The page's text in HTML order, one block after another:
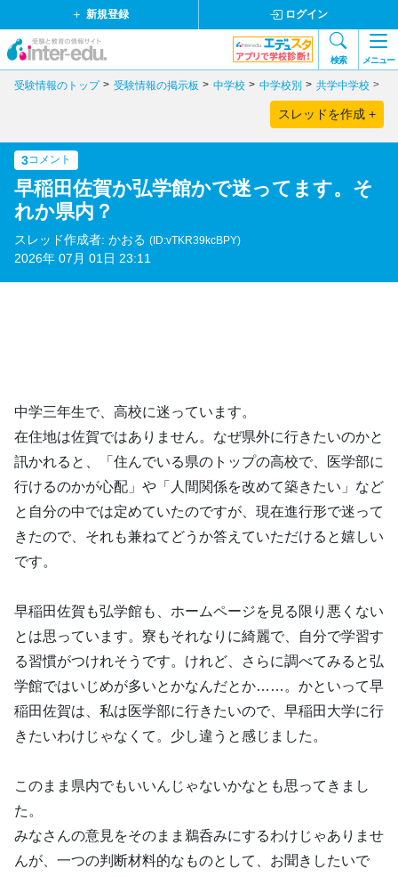
新規登録 ログイン
検索 メニュー
受験情報のトップ 受験情報の掲示板 中学校 中学校別 共学中学校
スレッドを作成 +
3コメント
早稲田佐賀か弘学館かで迷ってます。そ
れか県内？
スレッド作成者: かおる (ID:vTKR39kcBPY)
2026年 07月 01日 23:11
中学三年生で、高校に迷っています。
在住地は佐賀ではありません。なぜ県外に行きたいのかと
訊かれると、「住んでいる県のトップの高校で、医学部に
行けるのかが心配」や「人間関係を改めて築きたい」など
と自分の中では定めていたのですが、現在進行形で迷って
きたので、それも兼ねてどうか答えていただけると嬉しい
です。
早稲田佐賀も弘学館も、ホームページを見る限り悪くない
とは思っています。寮もそれなりに綺麗で、自分で学習す
る習慣がつけれそうです。けれど、さらに調べてみると弘
学館ではいじめが多いとかなんだとか……。かといって早
稲田佐賀は、私は医学部に行きたいので、早稲田大学に行
きたいわけじゃなくて。少し違うと感じました。
このまま県内でもいいんじゃないかなとも思ってきまし
た。
みなさんの意見をそのまま鵜呑みにするわけじゃありませ
んが、一つの判断材料的なものとして、お聞きしたいで